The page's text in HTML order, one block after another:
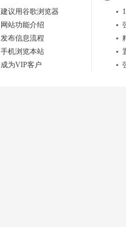
建议用谷歌浏览器
网站功能介绍
发布信息流程
手机浏览本站
成为VIP客户